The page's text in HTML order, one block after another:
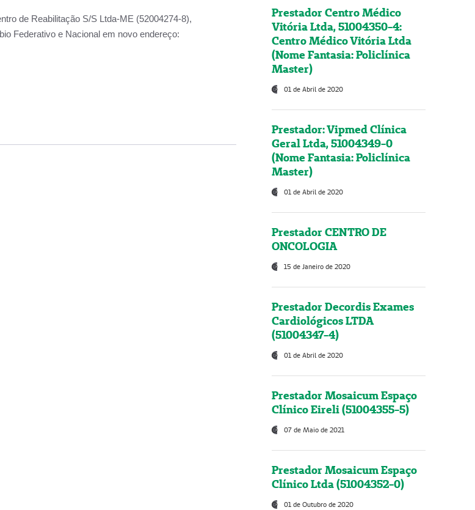
de Reabilitação S/S Ltda-ME (52004274-8),
Federativo e Nacional em novo endereço:
Prestador Centro Médico
Vitória Ltda, 51004350-4:
Centro Médico Vitória Ltda
(Nome Fantasia: Policlínica
Master)
01 de Abril de 2020
Prestador: Vipmed Clínica
Geral Ltda, 51004349-0
(Nome Fantasia: Policlínica
Master)
01 de Abril de 2020
Prestador CENTRO DE
ONCOLOGIA
15 de Janeiro de 2020
Prestador Decordis Exames
Cardiológicos LTDA
(51004347-4)
01 de Abril de 2020
Prestador Mosaicum Espaço
Clínico Eireli (51004355-5)
07 de Maio de 2021
Prestador Mosaicum Espaço
Clínico Ltda (51004352-0)
01 de Outubro de 2020